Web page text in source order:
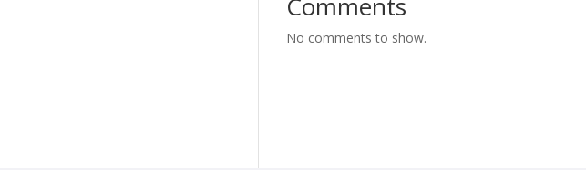
No comments to show.